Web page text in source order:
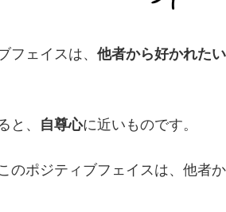
フェイスは、 他者から好かれた
と、 自尊心に近いものです。
のポジティブフェイスは、他者